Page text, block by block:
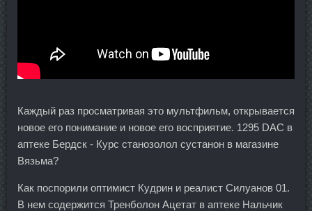
Каждый раз просматривая это мультфильм, открывается
новое его понимание и новое его восприятие. 1295 DAC в
аптеке Бердск - Курс станозолол сустанон в магазине
Вязьма?
Как поспорили оптимист Кудрин и реалист Силуанов 01.
В нем содержится Тренболон Ацетат в аптеке Нальчик